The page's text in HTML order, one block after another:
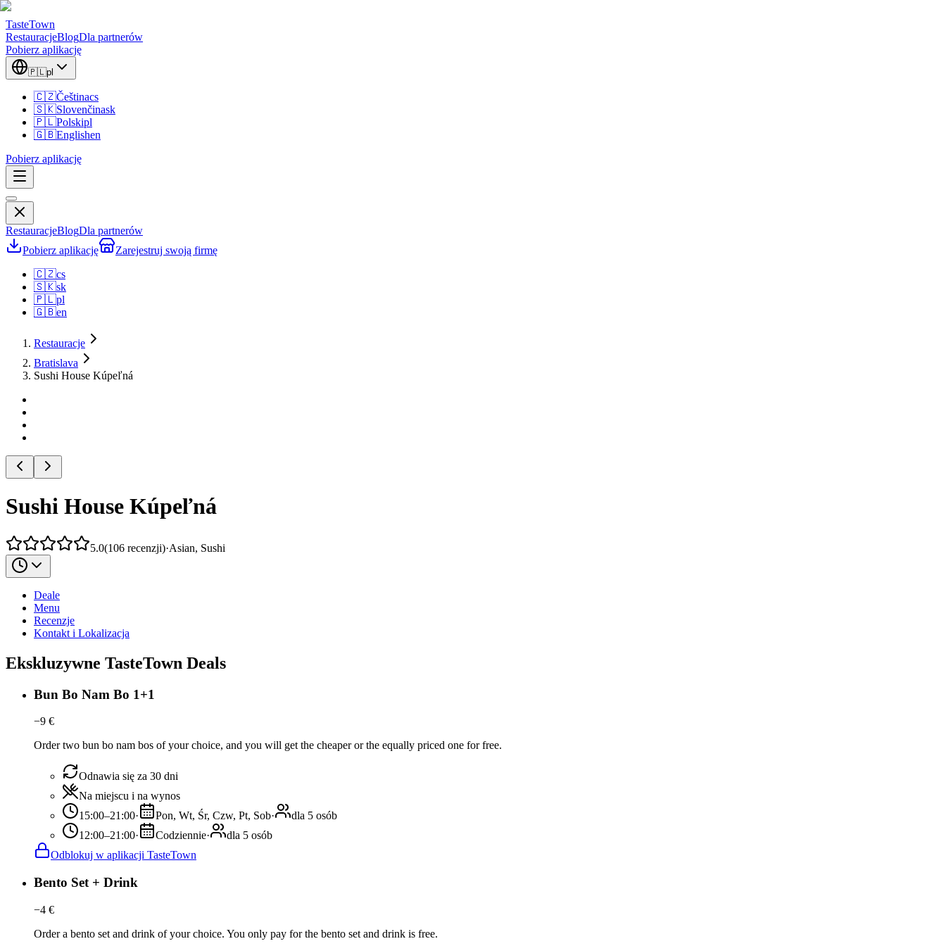
TasteTown
RestauracjeBlogDla partnerów
Pobierz aplikację
🇵🇱pl
🇨🇿Češtinacs
🇸🇰Slovenčinask
🇵🇱Polskipl
🇬🇧Englishen
Pobierz aplikację
RestauracjeBlogDla partnerów
Pobierz aplikację
Zarejestruj swoją firmę
🇨🇿cs
🇸🇰sk
🇵🇱pl
🇬🇧en
Restauracje
Bratislava
Sushi House Kúpeľná
Sushi House Kúpeľná
5.0(106 recenzji)·Asian, Sushi
Deale
Menu
Recenzje
Kontakt i Lokalizacja
Ekskluzywne TasteTown Deals
Bun Bo Nam Bo 1+1
−9 €
Order two bun bo nam bos of your choice, and you will get the cheaper or the equally priced one for free.
Odnawia się za 30 dni
Na miejscu i na wynos
15:00–21:00· Pon, Wt, Śr, Czw, Pt, Sob·
dla 5 osób
12:00–21:00· Codziennie·
dla 5 osób
Odblokuj w aplikacji TasteTown
Bento Set + Drink
−4 €
Order a bento set and drink of your choice. You only pay for the bento set and drink is free.